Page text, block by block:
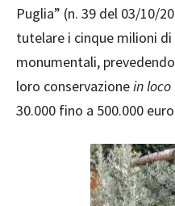
Puglia” (n. 39 del 03/10/
tutelare i cinque milioni
monumentali,
loro conservazionein loco
30.000 fino a 500.000